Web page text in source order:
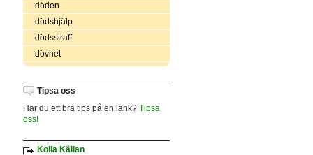
döden
dödshjälp
dödsstraff
dövhet
Tipsa oss
Har du ett bra tips på en länk? Tipsa
oss!
Kolla Källan